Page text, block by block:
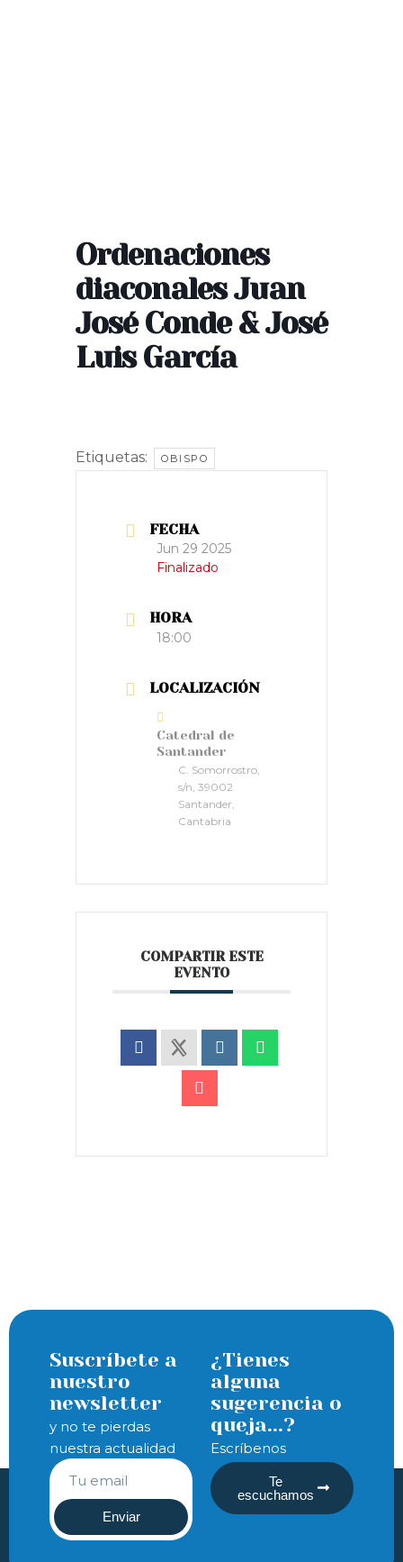
Ordenaciones
diaconales Juan
José Conde & José
Luis García
Etiquetas: OBISPO
FECHA
Jun 29 2025
Finalizado
HORA
18:00
LOCALIZACIÓN
Catedral de
Santander
C. Somorrostro,
s/n, 39002
Santander,
Cantabria
COMPARTIR ESTE
EVENTO
Suscríbete a
nuestro
newsletter
y no te pierdas
nuestra actualidad
Enviar
¿Tienes
alguna
sugerencia o
queja...?
Escríbenos
Te
escuchamos